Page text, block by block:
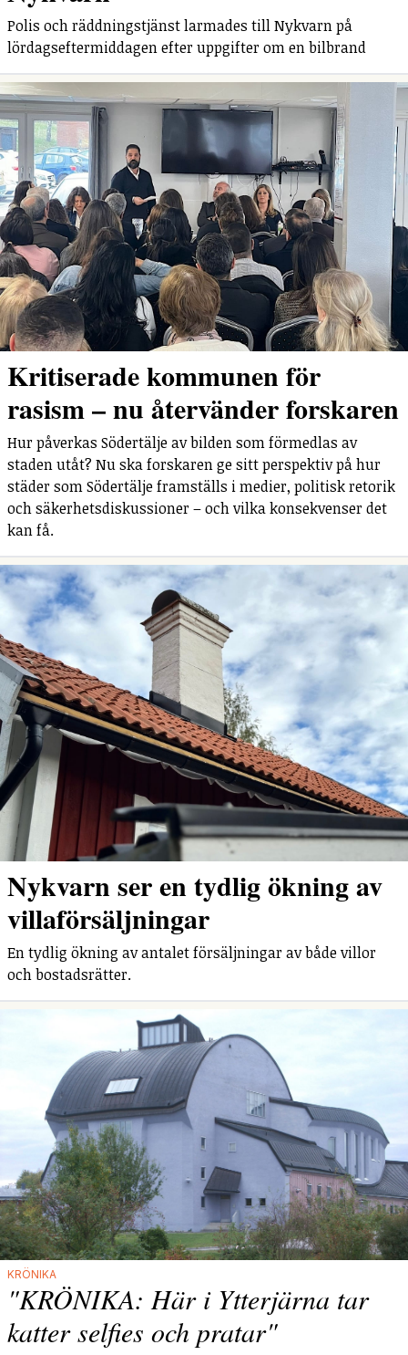
Polis och räddningstjänst larmades till Nykvarn på
lördagseftermiddagen efter uppgifter om en bilbrand
Kritiserade kommunen för
rasism – nu återvänder forskaren
Hur påverkas Södertälje av bilden som förmedlas av
staden utåt? Nu ska forskaren ge sitt perspektiv på hur
städer som Södertälje framställs i medier, politisk retorik
och säkerhetsdiskussioner – och vilka konsekvenser det
kan få.
Nykvarn ser en tydlig ökning av
villaförsäljningar
En tydlig ökning av antalet försäljningar av både villor
och bostadsrätter.
KRÖNIKA
"KRÖNIKA: Här i Ytterjärna tar
katter selfies och pratar"